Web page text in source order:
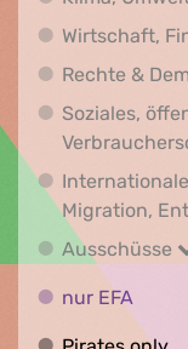
Wirtschaft,
Rechte &
Soziales,
Migration,
Ausschüsse
Ausschüsse
nur EFA